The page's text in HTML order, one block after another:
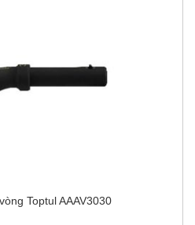
Toptul AAAV3030